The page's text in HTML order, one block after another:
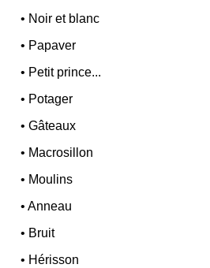
• Noir et blanc
• Papaver
• Petit prince...
• Potager
•Gâteaux
• Macrosillon
• Moulins
•Anneau
• Bruit
• Hérisson